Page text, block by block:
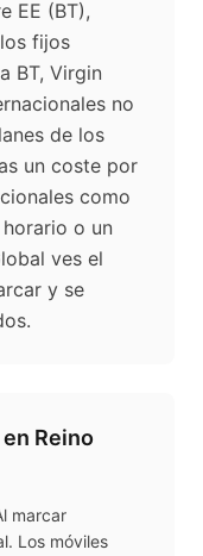
EE (BT),
fijos
BT, Virgin
no
de los
un coste por
como
o un
ves el
y se
Reino
marcar
Los móviles